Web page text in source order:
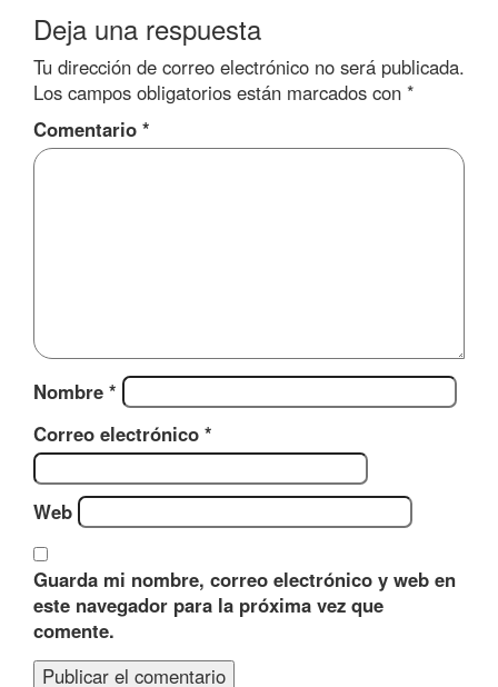
Deja una respuesta
Tu dirección de correo electrónico no será publicada.
Los campos obligatorios están marcados con *
Comentario *
Nombre *
Correo electrónico *
Web
Guarda mi nombre, correo electrónico y web en
este navegador para la próxima vez que
comente.